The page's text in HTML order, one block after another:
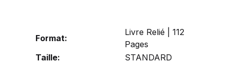
Format:
Livre Relié | 112
Pages
Taille:
STANDARD